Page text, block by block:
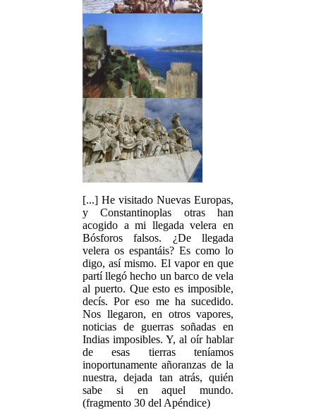
[...] He visitado Nuevas Europas,
y Constantinoplas otras han
acogido a mi llegada velera en
Bósforos falsos. ¿De llegada
velera os espantáis? Es como lo
digo, así mismo. El vapor en que
partí llegó hecho un barco de vela
al puerto. Que esto es imposible,
decís. Por eso me ha sucedido.
Nos llegaron, en otros vapores,
noticias de guerras soñadas en
Indias imposibles. Y, al oír hablar
de esas tierras teníamos
inoportunamente añoranzas de la
nuestra, dejada tan atrás, quién
sabe si en aquel mundo.
(fragmento 30 del Apéndice)